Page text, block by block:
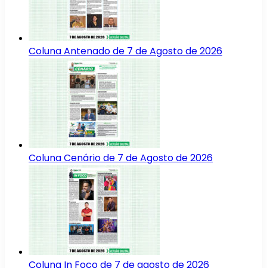
Coluna Antenado de 7 de Agosto de 2026
Coluna Cenário de 7 de Agosto de 2026
Coluna In Foco de 7 de agosto de 2026